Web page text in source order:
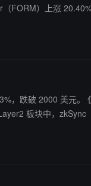
下跌 3.49%，但 Kite
SocialFi 及 Layer2 板块
，zkSync（ZK）上